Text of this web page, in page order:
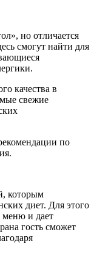
но отличается
смогут найти для
качества в
свежие
по
которым
диет. Для этого
меню и дает
гость сможет